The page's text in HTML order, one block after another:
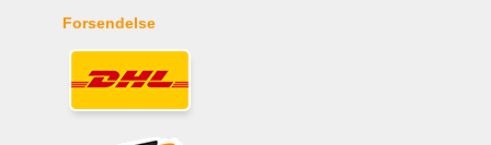
Forsendelse